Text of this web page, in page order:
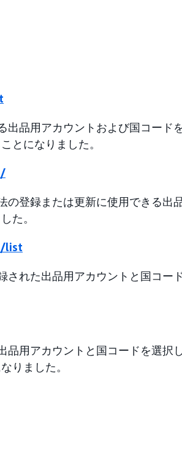
出品用アカウントおよび国コード
とになりました。
の登録または更新に使用できる出
た。
list
された出品用アカウントと国コー
品用アカウントと国コードを選択
りました。